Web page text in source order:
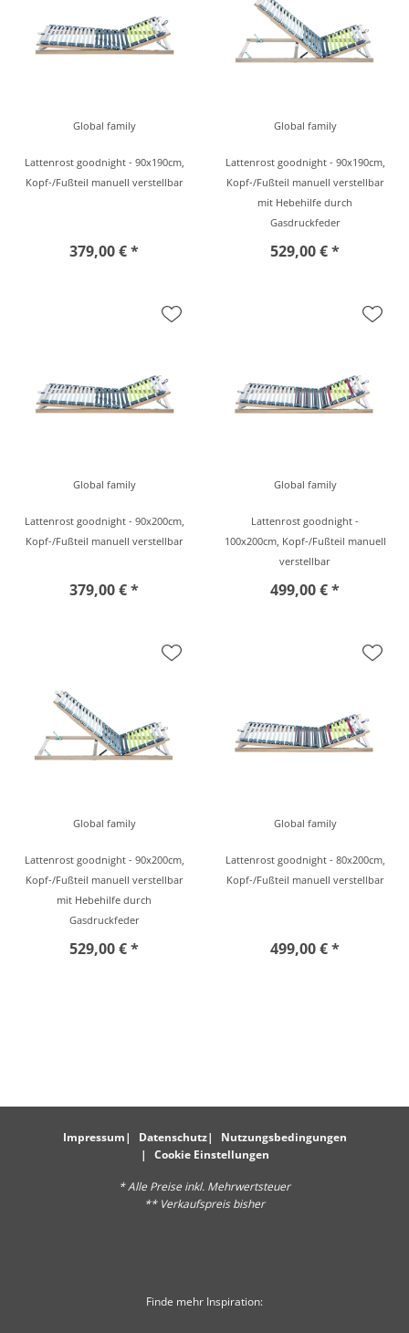
Global family
Lattenrost goodnight - 90x190cm,
Kopf-/Fußteil manuell verstellbar
379,00 € *
Global family
Lattenrost goodnight - 90x190cm,
Kopf-/Fußteil manuell verstellbar
mit Hebehilfe durch
Gasdruckfeder
529,00 € *
Global family
Lattenrost goodnight - 90x200cm,
Kopf-/Fußteil manuell verstellbar
379,00 € *
Global family
Lattenrost goodnight -
100x200cm, Kopf-/Fußteil manuell
verstellbar
499,00 € *
Global family
Lattenrost goodnight - 90x200cm,
Kopf-/Fußteil manuell verstellbar
mit Hebehilfe durch
Gasdruckfeder
529,00 € *
Global family
Lattenrost goodnight - 80x200cm,
Kopf-/Fußteil manuell verstellbar
499,00 € *
Impressum Datenschutz
Nutzungsbedingungen
Cookie Einstellungen
* Alle Preise inkl. Mehrwertsteuer
** Verkaufspreis bisher
Finde mehr Inspiration: